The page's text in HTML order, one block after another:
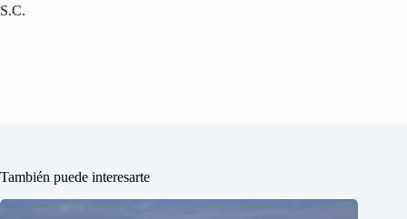
S.C.
También puede interesarte